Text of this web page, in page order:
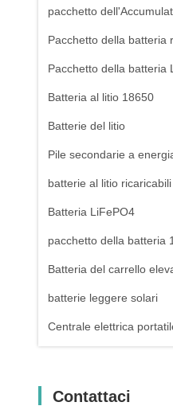
pacchetto
Pacchetto della batteria
Pacchetto della batteria
Batteria al litio 18650
Batterie del litio
Pile secondarie a
batterie al litio ricaricabili
Batteria LiFePO4
pacchetto della batteria
Batteria del carrello
batterie leggere solari
Centrale elettrica
Contattaci